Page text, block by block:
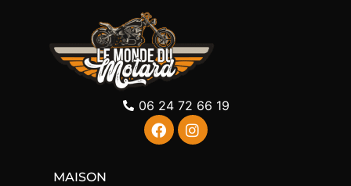
06 24 72 66 19
MAISON